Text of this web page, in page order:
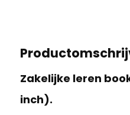
Zakelijke leren
inch).